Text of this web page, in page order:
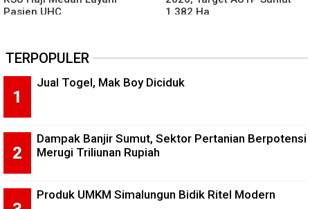
Pasien UHC
1.382 Ha
TERPOPULER
Jual Togel, Mak Boy Diciduk
Dampak Banjir Sumut, Sektor Pertanian Berpotensi
Merugi Triliunan Rupiah
Produk UMKM Simalungun Bidik Ritel Modern